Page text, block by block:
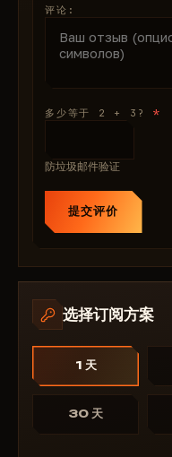
停计算。这是我们商
需明确理解：没有任
封禁浪潮的解决方案
护通知会提前发送至个
或在已有嫌疑的账号
加风险。个人账户中
错误的指导说明，这
而成。
分离运行。直播绕过功
NVIDIA ShadowPlay
观众看到的是纯净的游
本人仍可查看完整界面
StreamProof 功能要
行。由于渲染层拦截
持。实践中，无边框
评论:
多少等于 2 + 3?*
防垃圾邮件验证
提交评价
选择订阅方案
1 天
30 天